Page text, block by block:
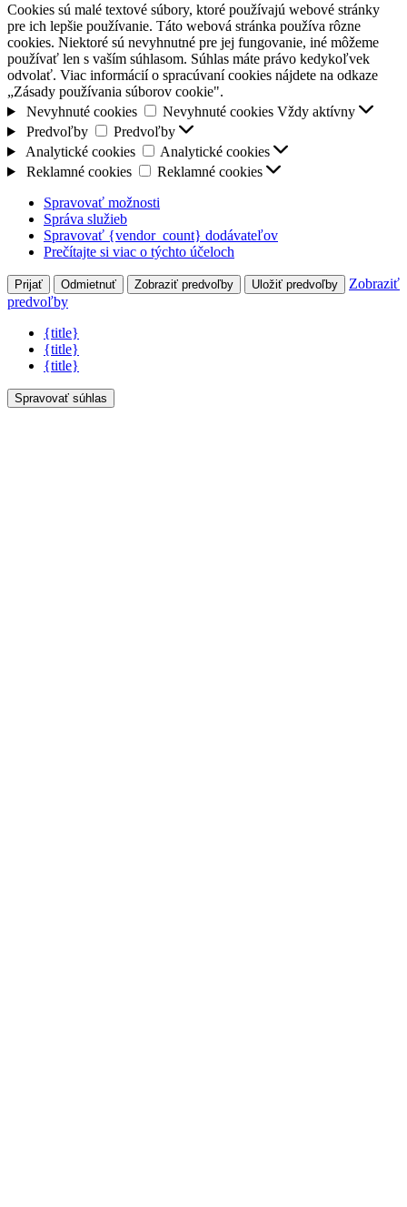
Cookies sú malé textové súbory, ktoré používajú webové stránky
pre ich lepšie používanie. Táto webová stránka používa rôzne
cookies. Niektoré sú nevyhnutné pre jej fungovanie, iné môžeme
používať len s vaším súhlasom. Súhlas máte právo kedykoľvek
odvolať. Viac informácií o spracúvaní cookies nájdete na odkaze
„Zásady používania súborov cookie".
Nevyhnuté cookies
Nevyhnuté cookies Vždy aktívny
Predvoľby
Predvoľby
Analytické cookies
Analytické cookies
Reklamné cookies
Reklamné cookies
Spravovať možnosti
Správa služieb
Spravovať {vendor_count} dodávateľov
Prečítajte si viac o týchto účeloch
Prijať Odmietnuť Zobraziť predvoľby Uložiť predvoľby
Zobraziť
predvoľby
{title}
{title}
{title}
Spravovať súhlas